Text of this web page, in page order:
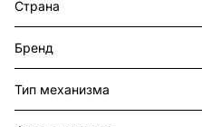
Страна
Бренд
Тип механизма